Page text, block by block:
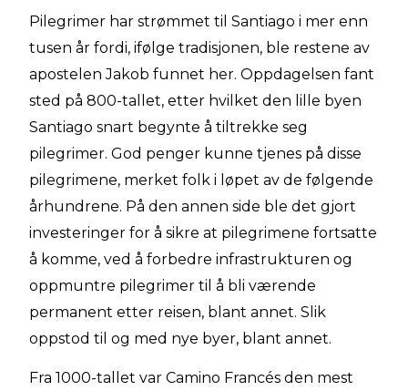
Pilegrimer har strømmet til Santiago i mer enn
tusen år fordi, ifølge tradisjonen, ble restene av
apostelen Jakob funnet her. Oppdagelsen fant
sted på 800-tallet, etter hvilket den lille byen
Santiago snart begynte å tiltrekke seg
pilegrimer. God penger kunne tjenes på disse
pilegrimene, merket folk i løpet av de følgende
århundrene. På den annen side ble det gjort
investeringer for å sikre at pilegrimene fortsatte
å komme, ved å forbedre infrastrukturen og
oppmuntre pilegrimer til å bli værende
permanent etter reisen, blant annet. Slik
oppstod til og med nye byer, blant annet.
Fra 1000-tallet var Camino Francés den mest